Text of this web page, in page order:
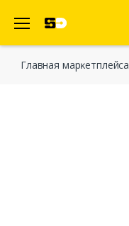
Главная марĸетплейса